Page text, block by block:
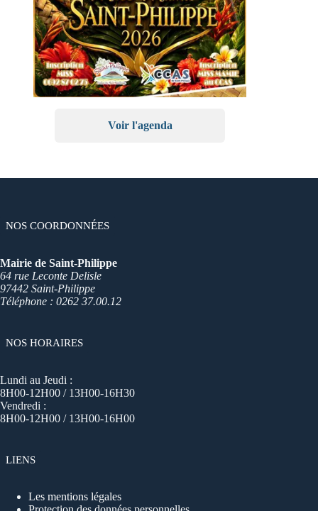
Voir l'agenda
NOS COORDONNÉES
Mairie de Saint-Philippe
64 rue Leconte Delisle
97442 Saint-Philippe
Téléphone : 0262 37.00.12
NOS HORAIRES
Lundi au Jeudi :
8H00-12H00 / 13H00-16H30
Vendredi :
8H00-12H00 / 13H00-16H00
LIENS
Les mentions légales